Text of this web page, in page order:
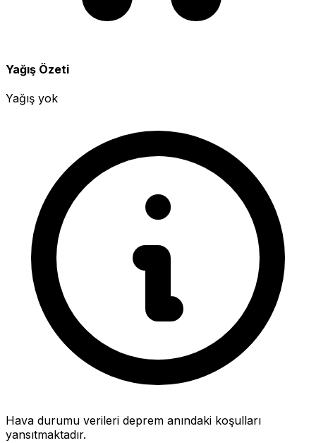
Yağış Özeti
Yağış yok
Hava durumu verileri deprem anındaki koşulları
yansıtmaktadır.